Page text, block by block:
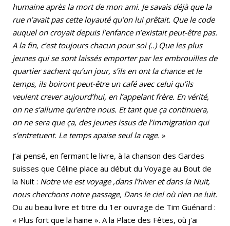
humaine après la mort de mon ami. Je savais déjà que la
rue n’avait pas cette loyauté qu’on lui prêtait. Que le code
auquel on croyait depuis l’enfance n’existait peut-être pas.
A la fin, c’est toujours chacun pour soi (..) Que les plus
jeunes qui se sont laissés emporter par les embrouilles de
quartier sachent qu’un jour, s’ils en ont la chance et le
temps, ils boiront peut-être un café avec celui qu’ils
veulent crever aujourd’hui, en l’appelant frère. En vérité,
on ne s’allume qu’entre nous. Et tant que ça continuera,
on ne sera que ça, des jeunes issus de l’immigration qui
s’entretuent. Le temps apaise seul la rage. »
J’ai pensé, en fermant le livre, à la chanson des Gardes
suisses que Céline place au début du Voyage au Bout de
la Nuit : Notre vie est voyage ,dans l’hiver et dans la Nuit,
nous cherchons notre passage, Dans le ciel où rien ne luit.
Ou au beau livre et titre du 1er ouvrage de Tim Guénard :
« Plus fort que la haine ». A la Place des Fêtes, où j'ai